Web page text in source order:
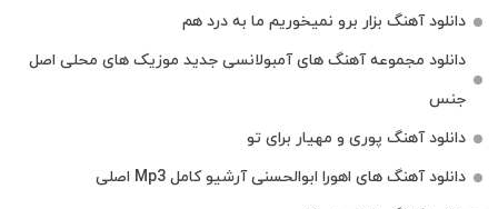
دانلود آهنگ بزار برو نمیخوریم ما به درد هم
دانلود مجموعه آهنگ های آمبولانسی جدید موزیک های محلی اصل
جنس
دانلود آهنگ پوری و مهیار برای تو
دانلود آهنگ های اهورا ابوالحسنی آرشیو کامل Mp3 اصلی